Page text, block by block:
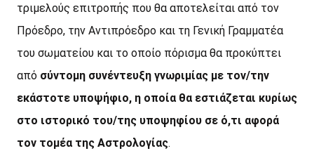
τριμελούς επιτροπής που θα αποτελείται από τον
Πρόεδρο, την Αντιπρόεδρο και τη Γενική Γραμματέα
του σωματείου και το οποίο πόρισμα θα προκύπτει
από σύντομη συνέντευξη γνωριμίας με τον/την
εκάστοτε υποψήφιο, η οποία θα εστιάζεται κυρίως
στο ιστορικό του/της υποψηφίου σε ό,τι αφορά
τον τομέα της Αστρολογίας.